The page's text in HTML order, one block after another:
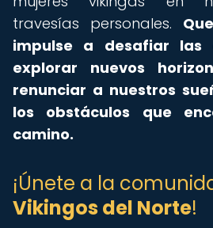
travesías personales.
impulse a desafiar las
explorar nuevos
renunciar a nuestros
los obstáculos que
camino.
¡Únete a la
Vikingos del Norte!